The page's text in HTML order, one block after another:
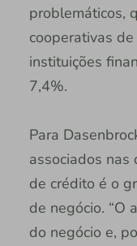
problemáticos,
cooperativas
instituições
7,4%.
Para
associados nas
de crédito é o
de negócio. “O
do negócio e,